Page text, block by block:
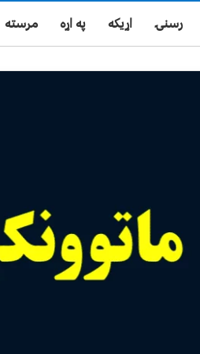
رسنۍ اړیکه په اړه مرسته